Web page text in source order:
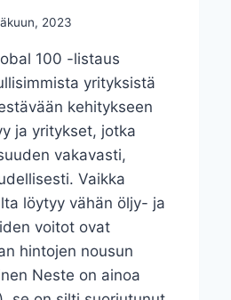
2023
100 -listaus
yrityksistä
kehitykseen
ja yritykset, jotka
vakavasti,
Vaikka
löytyy vähän öljy- ja
voitot ovat
hintojen nousun
Neste on ainoa